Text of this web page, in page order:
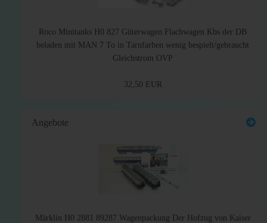
Roco Minitanks H0 827 Güterwagen Flachwagen Kbs der DB
beladen mit MAN 7 To in Tarnfarben wenig bespielt/gebraucht
Gleichstrom OVP
32,50 EUR
Angebote
Märklin H0 2881 89287 Wagenpackung Der Hofzug von Kaiser